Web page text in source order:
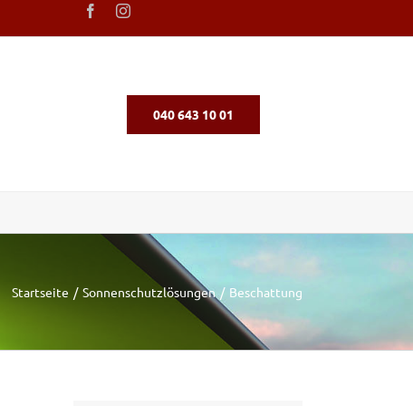
040 643 10 01
Startseite Sonnenschutzlösungen Beschattung